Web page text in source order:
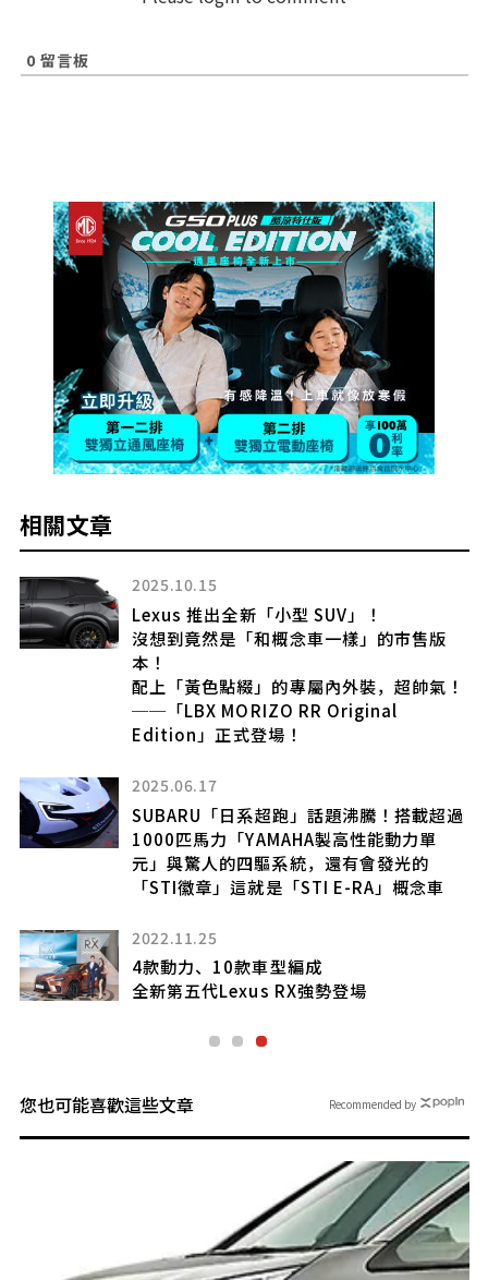
0 留言板
相關文章
2025.10.15
Lexus 推出全新「小型 SUV」！
沒想到竟然是「和概念車一樣」的市售版
本！
配上「黃色點綴」的專屬內外裝，超帥氣！
──「LBX MORIZO RR Original
Edition」正式登場！
2025.06.17
SUBARU「日系超跑」話題沸騰！搭載超過
1000匹馬力「YAMAHA製高性能動力單
元」與驚人的四驅系統，還有會發光的
「STI徽章」這就是「STI E-RA」概念車
2022.11.25
4款動力、10款車型編成
全新第五代Lexus RX強勢登場
您也可能喜歡這些文章 Recommended by